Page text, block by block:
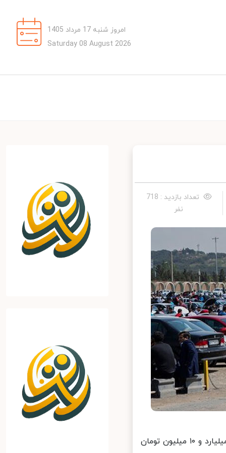
امروز شنبه 17 مرداد 1405
Saturday 08 August 2026
تعداد بازدید : 718
نفر
خبرآنلاین: گزارش‌ها از بازار خودرو نشان می‌دهد که قیمت پژو۲۰۰۸ به یک میلیارد و ۱۰ میلیون تومان